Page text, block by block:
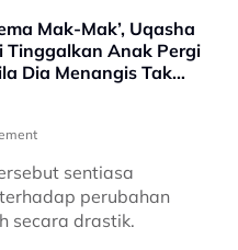
Mak-Mak’, Uqasha
Tinggalkan Anak Pergi
Dia Menangis Tak
Saya Terpaksa…”
sentiasa
perubahan
secara drastik.